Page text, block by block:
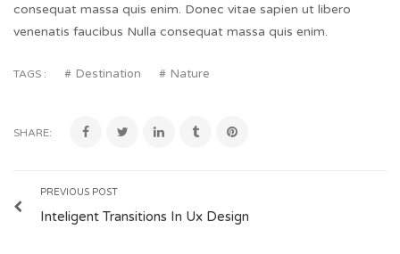
consequat massa quis enim. Donec vitae sapien ut libero
venenatis faucibus Nulla consequat massa quis enim.
TAGS : Destination Nature
SHARE:
PREVIOUS POST
Inteligent Transitions In Ux Design